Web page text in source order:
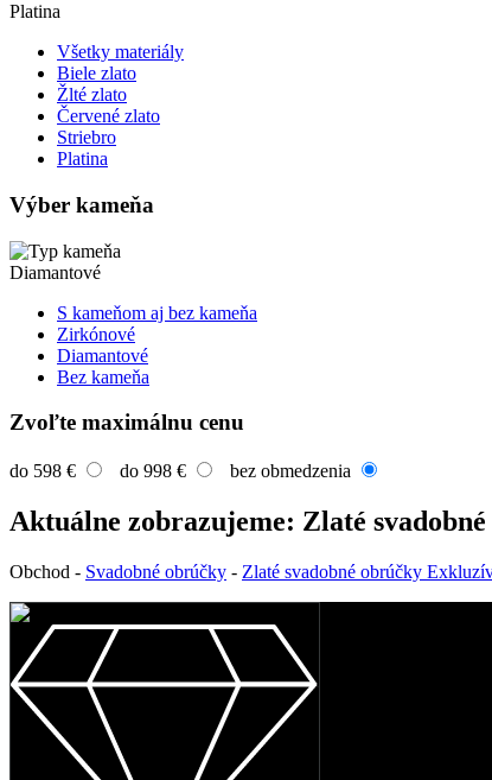
Platina
Všetky materiály
Biele zlato
Žlté zlato
Červené zlato
Striebro
Platina
Výber kameňa
Diamantové
S kameňom aj bez kameňa
Zirkónové
Diamantové
Bez kameňa
Zvoľte maximálnu cenu
do 598 € do 998 € bez obmedzenia
Aktuálne zobrazujeme: Zlaté
Obchod - Svadobné obrúčky - Zlaté svadobné obrúčky